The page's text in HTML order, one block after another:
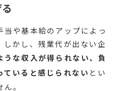
や基本給のアップによっ
しかし、残業代が出ない企
うな収入が得られない、負
いると感じられない とい
。